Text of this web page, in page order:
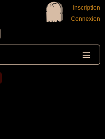
Inscription
Connexion